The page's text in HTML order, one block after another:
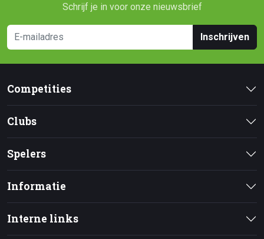
Schrijf je in voor onze nieuwsbrief
Inschrijven
Competities
Clubs
Spelers
Informatie
Interne links